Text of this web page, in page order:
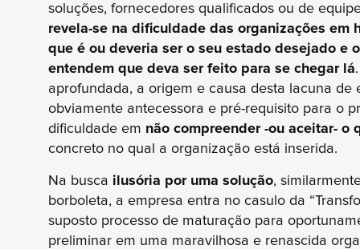
soluções, fornecedores qualificados ou de
revela-se na dificuldade das organizações em
que é ou deveria ser o seu estado desejado e
entendem que deva ser feito para se chegar lá
aprofundada, a origem e causa desta lacuna de
obviamente antecessora e pré-requisito para o
dificuldade em não compreender -ou aceitar- o
concreto no qual a organização está inserida.
Na busca ilusória por uma solução,
borboleta, a empresa entra no casulo da
suposto processo de maturação para
preliminar em uma maravilhosa e renascida